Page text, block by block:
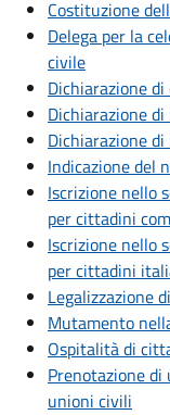
Costituzione
Delega per la
civile
Dichiarazione
Dichiarazione
Dichiarazione
Indicazione del
Iscrizione nello
per cittadini
Iscrizione nello
per cittadini
Legalizzazione
Mutamento
Ospitalità di
Prenotazione
unioni civili